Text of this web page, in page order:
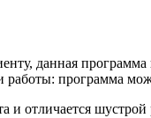
данная программа
работы: программа
и отличается